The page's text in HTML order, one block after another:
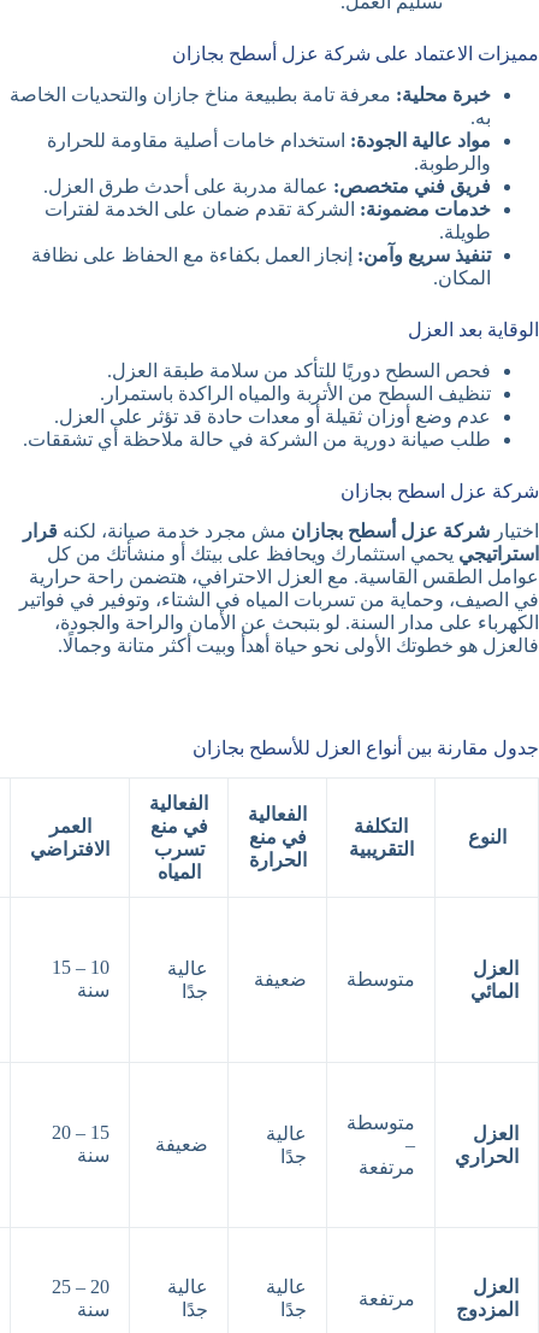
مميزات الاعتماد على شركة عزل أسطح بجازان
خبرة محلية: معرفة تامة بطبيعة مناخ جازان والتحديات الخاصة
به.
مواد عالية الجودة: استخدام خامات أصلية مقاومة للحرارة
والرطوبة.
فريق فني متخصص: عمالة مدربة على أحدث طرق العزل.
خدمات مضمونة: الشركة تقدم ضمان على الخدمة لفترات
طويلة.
تنفيذ سريع وآمن: إنجاز العمل بكفاءة مع الحفاظ على نظافة
المكان.
الوقاية بعد العزل
فحص السطح دوريًا للتأكد من سلامة طبقة العزل.
تنظيف السطح من الأتربة والمياه الراكدة باستمرار.
عدم وضع أوزان ثقيلة أو معدات حادة قد تؤثر على العزل.
طلب صيانة دورية من الشركة في حالة ملاحظة أي تشققات.
شركة عزل اسطح بجازان
اختيار شركة عزل أسطح بجازان مش مجرد خدمة صيانة، لكنه قرار
استراتيجي يحمي استثمارك ويحافظ على بيتك أو منشأتك من كل
عوامل الطقس القاسية. مع العزل الاحترافي، هتضمن راحة حرارية
في الصيف، وحماية من تسربات المياه في الشتاء، وتوفير في فواتير
الكهرباء على مدار السنة. لو بتبحث عن الأمان والراحة والجودة،
فالعزل هو خطوتك الأولى نحو حياة أهدأ وبيت أكثر متانة وجمالًا.
جدول مقارنة بين أنواع العزل للأسطح بجازان
النوع
التكلفة
التقريبية
الفعالية
في منع
الحرارة
الفعالية
في منع
تسرب
المياه
العمر
الافتراضي
العزل
المائي
متوسطة ضعيفة
عالية
جدًا
10 – 15
سنة
العزل
الحراري
متوسطة
–
مرتفعة
عالية
جدًا
ضعيفة
15 – 20
سنة
العزل
المزدوج
مرتفعة
عالية
جدًا
عالية
جدًا
20 – 25
سنة